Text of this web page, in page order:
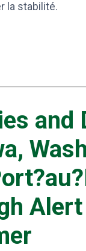
la stabilité.
and